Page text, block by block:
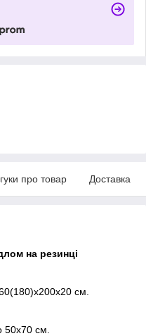
про товар Доставка
на резинці
см.
50х70 см.